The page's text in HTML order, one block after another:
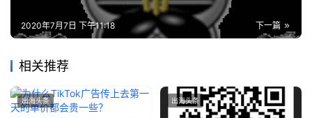
下一篇
2020年7月7日 下午11:18
相关推荐
出海头条 出海头条